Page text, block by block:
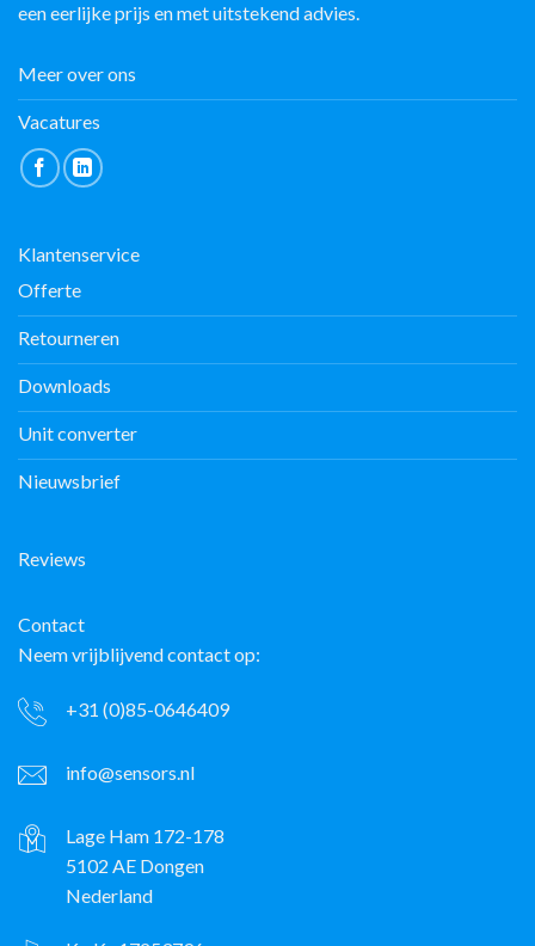
een eerlijke prijs en met uitstekend advies.
Meer over ons
Vacatures
Klantenservice
Offerte
Retourneren
Downloads
Unit converter
Nieuwsbrief
Reviews
Contact
Neem vrijblijvend contact op:
+31 (0)85-0646409
info@sensors.nl
Lage Ham 172-178
5102 AE Dongen
Nederland